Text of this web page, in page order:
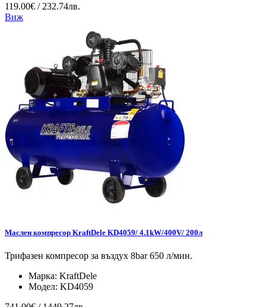
119.00€ / 232.74лв.
Виж
Маслен компресор KraftDele KD4059/ 4.1kW/400V/ 200л
Трифазен компресор за въздух 8bar 650 л/мин.
Марка: KraftDele
Модел: KD4059